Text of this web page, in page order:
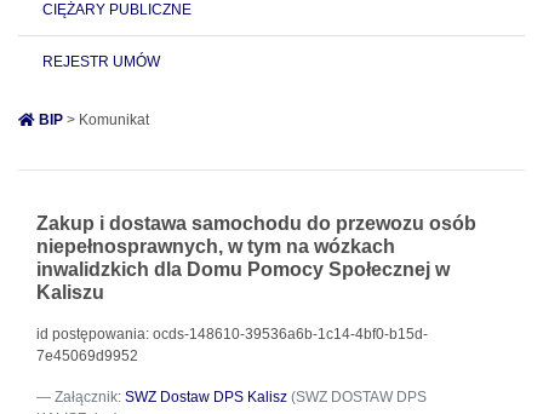
CIĘŻARY PUBLICZNE
REJESTR UMÓW
BIP > Komunikat
Zakup i dostawa samochodu do przewozu osób
niepełnosprawnych, w tym na wózkach
inwalidzkich dla Domu Pomocy Społecznej w
Kaliszu
id postępowania: ocds-148610-39536a6b-1c14-4bf0-b15d-
7e45069d9952
Załącznik: SWZ Dostaw DPS Kalisz (SWZ DOSTAW DPS